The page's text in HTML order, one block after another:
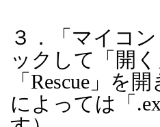
３．
「マイコ
ックして「開く
「 Rescue 」を開
によっては「